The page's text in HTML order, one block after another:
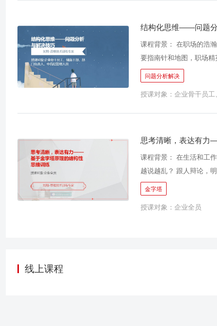
众听了云里雾里。 2、
情，声音微弱像催眠曲
众没有共鸣，无法打动
自己要表达的观点缺乏
的多样性，对观众缺乏
通过七个模块，多个知
颖而出。
结构化思维——问题
课程背景： 在职场的浩
要指南针和地图，职场
盘和航海图。 本课程基
到具体步骤，从理论到
帮助理解问题的本质，
入，让思维从模糊到清
的案例讨论、实战演练
索创新思维在问题解决
头的问题，更能预见并
问题分析解决
授课对象：企业骨干员
思考清晰，表达有力
课程背景： 在生活和工
越说越乱？ 跟人辩论，
分钟，让我把重点讲清
一句：你的重点是什么
耳挠腮，我想静静？ ……
金字塔
授课对象：企业全员
线上课程